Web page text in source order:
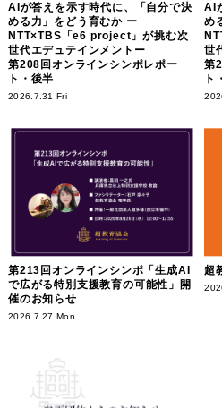
AIが答えを示す時代に、「自分で決
める力」をどう育むか ー
NTT×TBS「e6 project」が挑む次
世代エデュテインメントー
第208回オンラインシンポレポー
ト・後半
2026.7.31 Fri
AI
め
世
第
ト
第213回オンラインシンポ「生成AI
で広がる特別支援教育の可能性」開
催のお知らせ
2026.7.27 Mon
超